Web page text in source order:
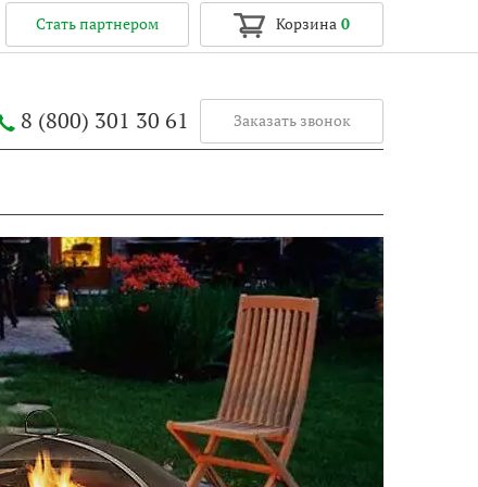
Корзина 0
Стать партнером
8 (800) 301 30 61 Заказать звонок